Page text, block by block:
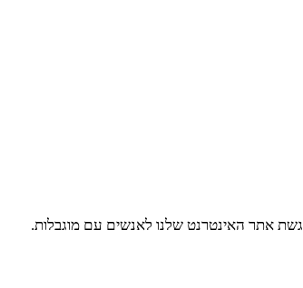
אתר האינטרנט שלנו לאנשים עם מוגבלות.